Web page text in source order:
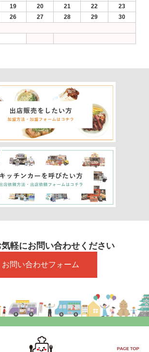
19 20 21 22
23
26 27 28 29
30
気軽にお問い合わせください
お問い合わせフォーム